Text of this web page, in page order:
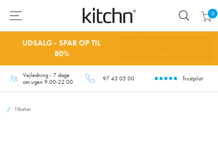
0
UDSALG - SPAR OP TIL
80%
Vejledning - 7 dage
om ugen 9.00-22.00
97 43 05 00 Trustpilot
Tilbehør